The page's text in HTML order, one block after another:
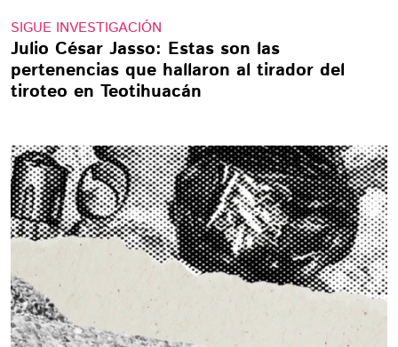
SIGUE INVESTIGACIÓN
Julio César Jasso: Estas son las
pertenencias que hallaron al tirador del
tiroteo en Teotihuacán